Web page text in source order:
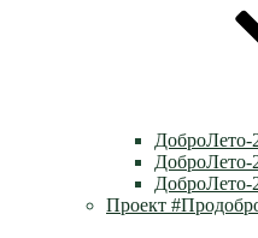
ДоброЛето-
ДоброЛето-
ДоброЛето-
Проект